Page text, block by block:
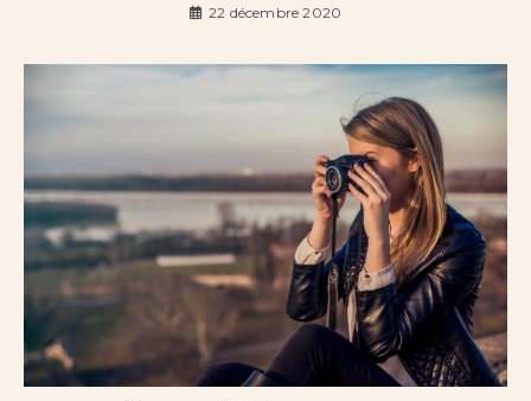
22 décembre 2020